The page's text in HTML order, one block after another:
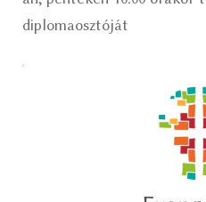
diplomaosztóját